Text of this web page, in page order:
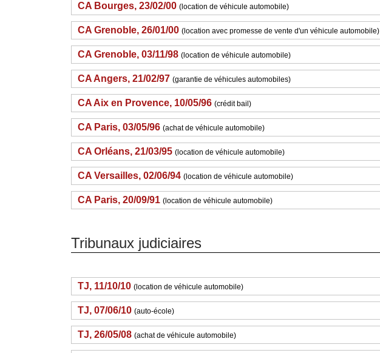
CA Bourges, 23/02/00 (location de véhicule automobile)
CA Grenoble, 26/01/00 (location avec promesse de vente d'un véhicule automobile)
CA Grenoble, 03/11/98 (location de véhicule automobile)
CA Angers, 21/02/97 (garantie de véhicules automobiles)
CA Aix en Provence, 10/05/96 (crédit bail)
CA Paris, 03/05/96 (achat de véhicule automobile)
CA Orléans, 21/03/95 (location de véhicule automobile)
CA Versailles, 02/06/94 (location de véhicule automobile)
CA Paris, 20/09/91 (location de véhicule automobile)
Tribunaux judiciaires
TJ, 11/10/10 (location de véhicule automobile)
TJ, 07/06/10 (auto-école)
TJ, 26/05/08 (achat de véhicule automobile)